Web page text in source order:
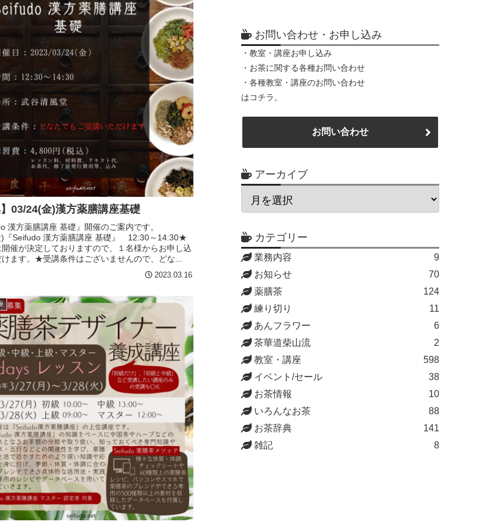
】03/24(金)漢方薬膳講座基礎
漢方薬膳講座 基礎』開催のご案内です。
)『Seifudo 漢方薬膳講座 基礎』 12:30～14:30★
開催が決定しておりますので、１名様からお申し込
ます。★受講条件はございませんので、どな...
2023.03.16
お問い合わせ・お申し込み
・教室・講座お申し込み
・お茶に関する各種お問い合わせ
・各種教室・講座のお問い合わせ
はコチラ。
お問い合わせ
アーカイブ
カテゴリー
業務内容
9
お知らせ
70
薬膳茶
124
練り切り
11
あんフラワー
6
茶華道柴山流
2
教室・講座
598
イベント/セール
38
お茶情報
10
いろんなお茶
88
お茶辞典
141
雑記
8